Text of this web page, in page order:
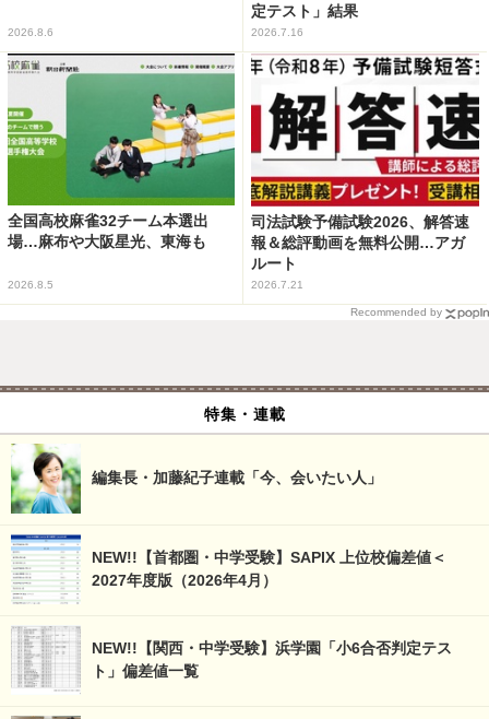
2026.8.6
定テスト」結果
2026.7.16
全国高校麻雀32チーム本選出
場…麻布や大阪星光、東海も
2026.8.5
司法試験予備試験2026、解答速
報＆総評動画を無料公開…アガ
ルート
2026.7.21
Recommended by
特集・連載
編集長・加藤紀子連載「今、会いたい人」
NEW!!【首都圏・中学受験】SAPIX 上位校偏差値＜
2027年度版（2026年4月）
NEW!!【関西・中学受験】浜学園「小6合否判定テス
ト」偏差値一覧